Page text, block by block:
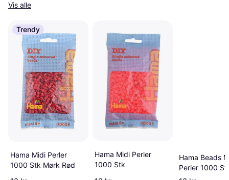
Vis alle
Trendy
Hama Midi Perler
1000 Stk Mørk Rød
Hama Midi Perler
1000 Stk
Hama Beads
Perler 1000